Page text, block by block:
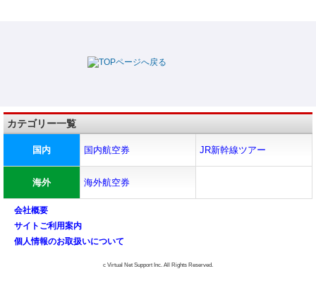
カテゴリー一覧
国内 国内航空券 JR新幹線ツアー
海外 海外航空券
会社概要
サイトご利用案内
個人情報のお取扱いについて
c Virtual Net Support Inc. All Rights Reserved.